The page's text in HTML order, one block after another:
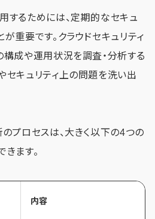
するためには、定期的なセキュ
重要です。クラウドセキュリティ
構成や運用状況を調査・分析する
セキュリティ上の問題を洗い出
のプロセスは、大きく以下の4つの
ます。
内容